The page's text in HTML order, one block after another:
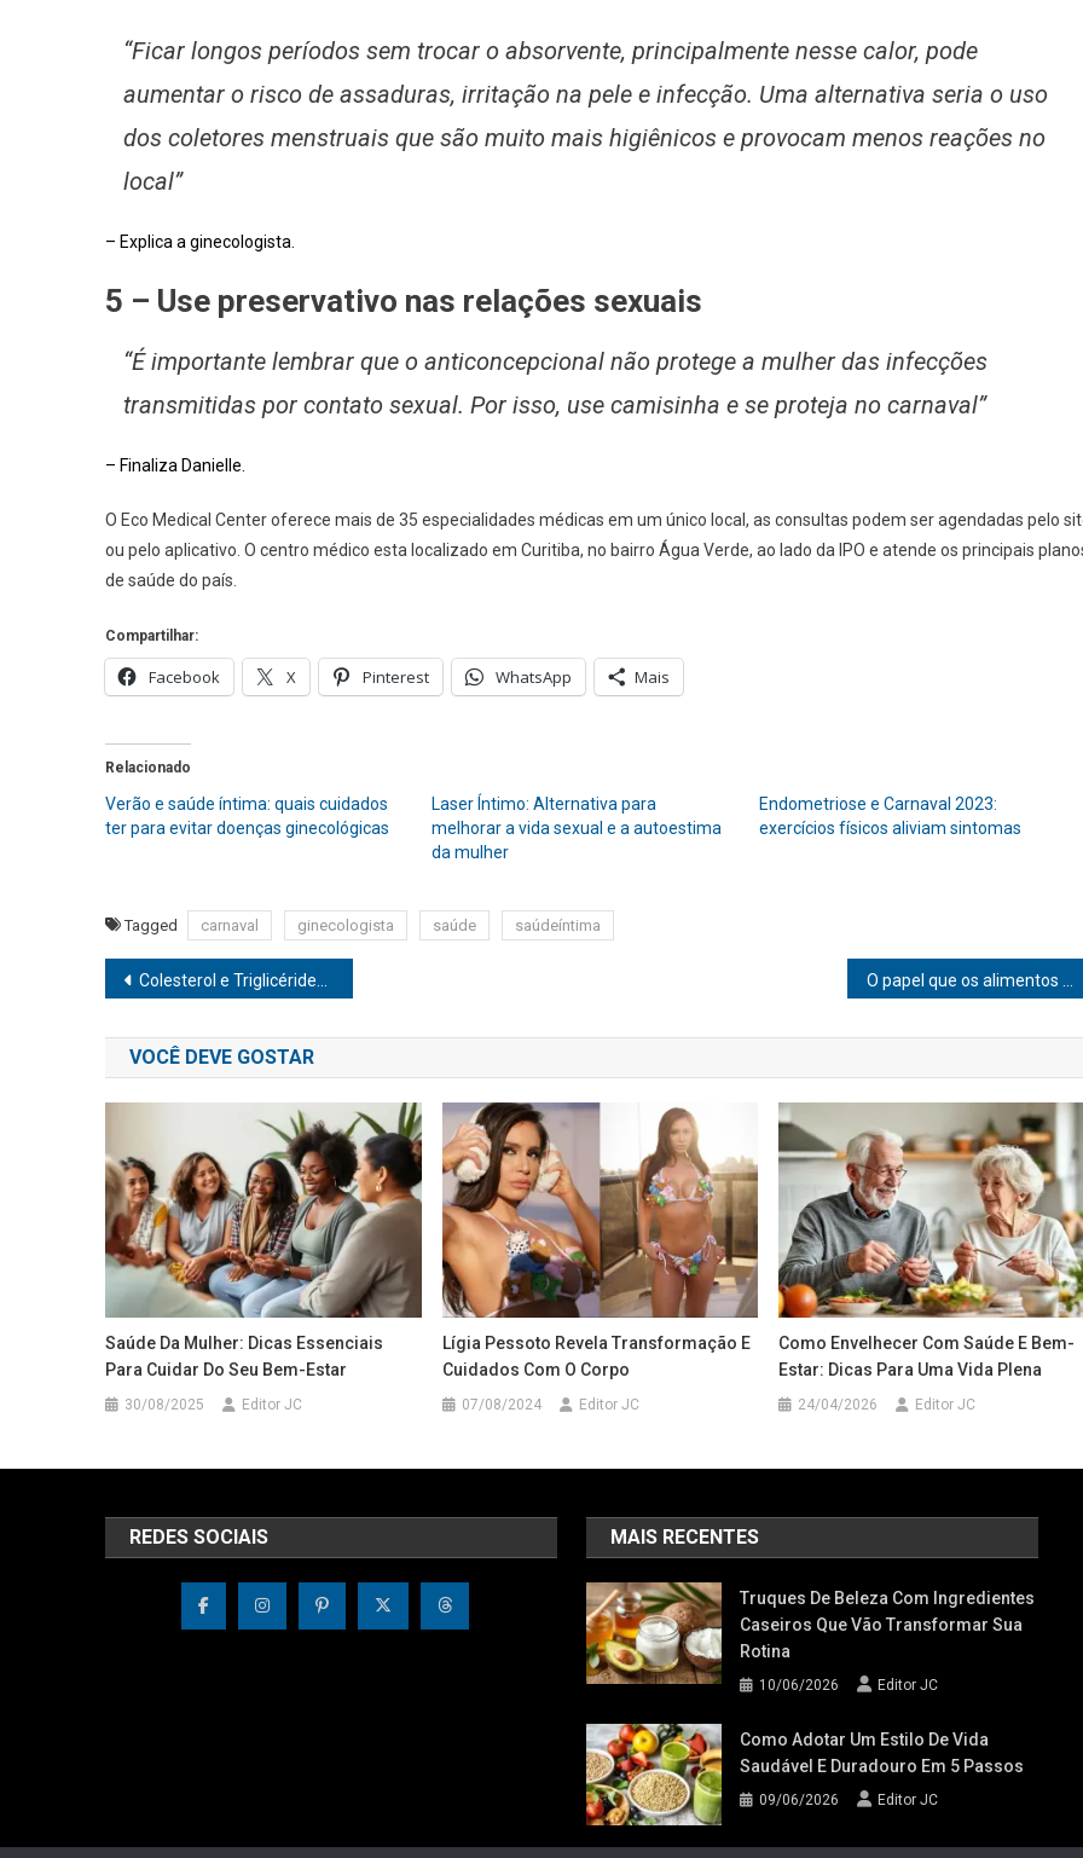
“Ficar longos períodos sem trocar o absorvente, principalmente nesse calor, pode
aumentar o risco de assaduras, irritação na pele e infecção. Uma alternativa seria o uso
dos coletores menstruais que são muito mais higiênicos e provocam menos reações no
local”
– Explica a ginecologista.
5 – Use preservativo nas relações sexuais
“É importante lembrar que o anticoncepcional não protege a mulher das infecções
transmitidas por contato sexual. Por isso, use camisinha e se proteja no carnaval”
– Finaliza Danielle.
O Eco Medical Center oferece mais de 35 especialidades médicas em um único local, as consultas podem ser agendadas pelo
ou pelo aplicativo. O centro médico esta localizado em Curitiba, no bairro Água Verde, ao lado da IPO e atende os principais
de saúde do país.
Compartilhar:
Facebook X Pinterest WhatsApp Mais
Relacionado
Verão e saúde íntima: quais cuidados
ter para evitar doenças ginecológicas
Laser Íntimo: Alternativa para
melhorar a vida sexual e a autoestima
da mulher
Endometriose e Carnaval 2023:
exercícios físicos aliviam sintomas
Tagged carnaval ginecologista saúde saúdeíntima
Navegação
de
Post
Colesterol e Triglicérides: o que são e porquê ficar de olho
VOCÊ DEVE GOSTAR
Saúde Da Mulher: Dicas Essenciais
Para Cuidar Do Seu Bem-Estar
30/08/2025 Editor JC
Lígia Pessoto Revela Transformação E
Cuidados Com O Corpo
07/08/2024 Editor JC
Como Envelhecer Com Saúde E Bem-
Estar: Dicas Para Uma Vida Plena
24/04/2026 Editor JC
REDES SOCIAIS MAIS RECENTES
Truques De Beleza Com Ingredientes
Caseiros Que Vão Transformar Sua
Rotina
10/06/2026 Editor JC
Como Adotar Um Estilo De Vida
Saudável E Duradouro Em 5 Passos
09/06/2026 Editor JC